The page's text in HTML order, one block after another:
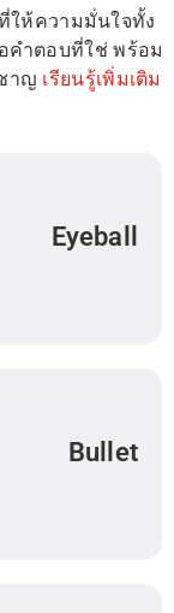
ให้ความมั่นใจทั้ง
คำตอบที่ใช่ พร้อม
าญ เรียนรู้เพิ่มเติม
Eyeball
Bullet